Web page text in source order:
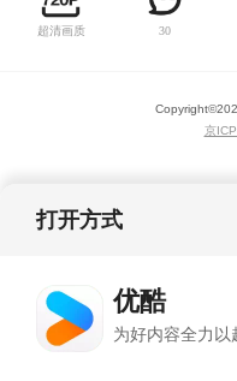
幽光点
想改地
途历尽
九八
超清画质 30
Copyright©
京
打开方式
优酷
为好内容全力以